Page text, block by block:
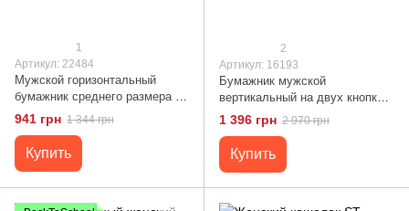
1
Артикул: 22484
Мужской горизонтальный
бумажник среднего размера из
натуральной кожи ST Leather
22484 Черный
941 грн 1 344 грн
Купить
2
Артикул: 16193
Бумажник мужской
вертикальный на двух кнопках
SHVIGEL 16193 Коричневый
1 396 грн 2 970 грн
Купить